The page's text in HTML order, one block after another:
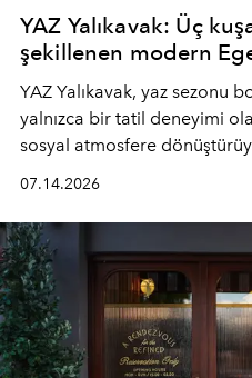
YAZ Yalıkavak: Üç
şekillenen modern
YAZ Yalıkavak, yaz sezonu
yalnızca bir tatil deneyimi
sosyal atmosfere
mutfağını modern
tematik gastronomi geceleri
Paylaşıma, lezzete ve
akşamlar, YAZ’ın sade lüks
geceye taşıyarak her hafta
07.14.2026